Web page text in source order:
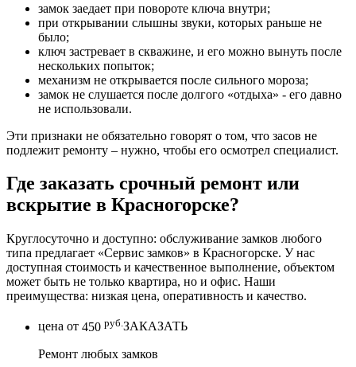
замок заедает при повороте ключа внутри;
при открывании слышны звуки, которых раньше не
было;
ключ застревает в скважине, и его можно вынуть после
нескольких попыток;
механизм не открывается после сильного мороза;
замок не слушается после долгого «отдыха» - его давно
не использовали.
Эти признаки не обязательно говорят о том, что засов не
подлежит ремонту – нужно, чтобы его осмотрел специалист.
Где заказать срочный ремонт или
вскрытие в Красногорске?
Круглосуточно и доступно: обслуживание замков любого
типа предлагает «Сервис замков» в Красногорске. У нас
доступная стоимость и качественное выполнение, объектом
может быть не только квартира, но и офис. Наши
преимущества: низкая цена, оперативность и качество.
цена от 450 руб. ЗАКАЗАТЬ
Ремонт любых замков